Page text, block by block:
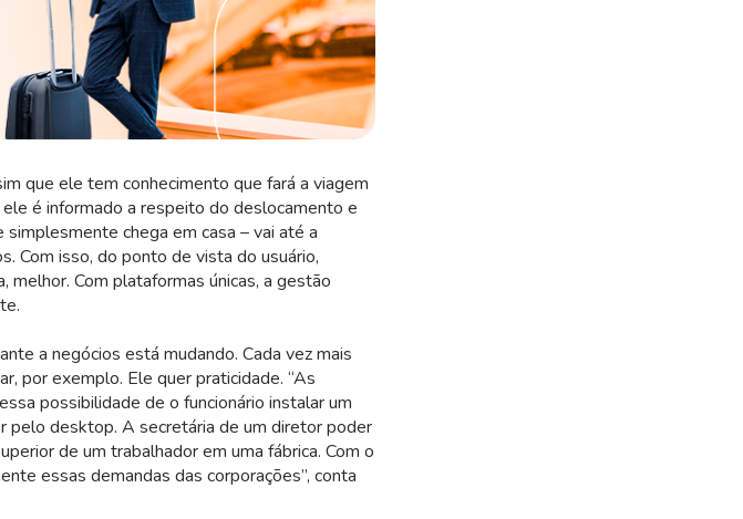
que ele tem conhecimento que fará a viagem
é informado a respeito do deslocamento e
chega em casa – vai até a
Com isso, do ponto de vista do usuário,
melhor. Com plataformas únicas, a gestão
a negócios está mudando. Cada vez mais
por exemplo. Ele quer praticidade. “As
possibilidade de o funcionário instalar um
pelo desktop. A secretária de um diretor poder
de um trabalhador em uma fábrica. Com o
essas demandas das corporações”, conta